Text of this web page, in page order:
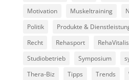
Motivation
Muskeltraining
Politik
Produkte &
Recht
Rehasport
Studiobetrieb
Symposium
Thera-Biz
Tipps Trends